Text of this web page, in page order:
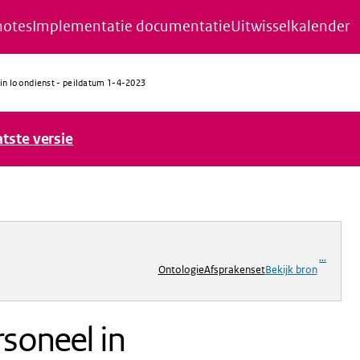
Implementatie documentatieUitwisselkalender
loondienst - peildatum 1-4-2023
versie
OntologieAfsprakensetBekijk bron
...
in